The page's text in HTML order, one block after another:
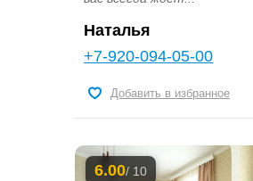
Наталья
+7-920-094-05-00
Добавить в избранное
6.00/ 10